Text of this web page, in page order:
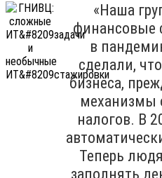
«Наша
финансовые
в
сделали,
бизнеса,
механизмы
налогов. В
Теперь
заполнять